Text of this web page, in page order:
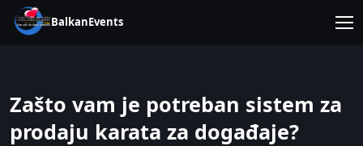
BalkanEvents
Zašto vam je potreban sistem za
prodaju karata za događaje?